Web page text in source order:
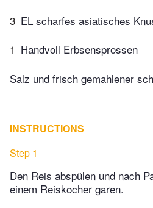
3 EL scharfes asiatisches
1 Handvoll Erbsensprossen
Salz und frisch gemahlener
INSTRUCTIONS
Step 1
Den Reis abspülen und nach
einem Reiskocher garen.